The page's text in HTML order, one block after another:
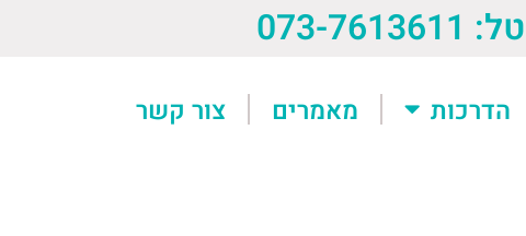
טל: 073-7613611
הדרכות מאמרים צור קשר